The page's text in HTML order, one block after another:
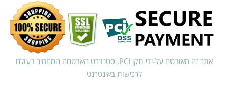
אתר זה מאובטח על-ידי תקן PCI, סטנדרט האבטחה המחמיר בעולם
לרכישות באינטרנט